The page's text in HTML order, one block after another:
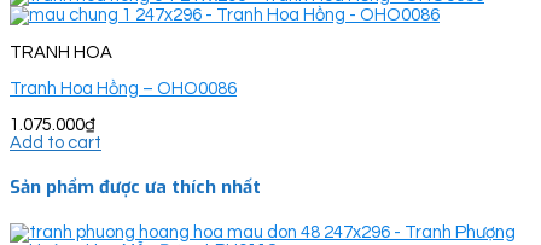
TRANH HOA
Tranh Hoa Hồng – OHO0086
1.075.000₫
Add to cart
Sản phẩm được ưa thích nhất